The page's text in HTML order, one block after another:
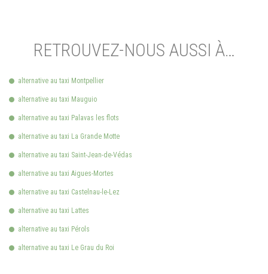
RETROUVEZ-NOUS AUSSI À…
alternative au taxi Montpellier
alternative au taxi Mauguio
alternative au taxi Palavas les flots
alternative au taxi La Grande Motte
alternative au taxi Saint-Jean-de-Védas
alternative au taxi Aigues-Mortes
alternative au taxi Castelnau-le-Lez
alternative au taxi Lattes
alternative au taxi Pérols
alternative au taxi Le Grau du Roi